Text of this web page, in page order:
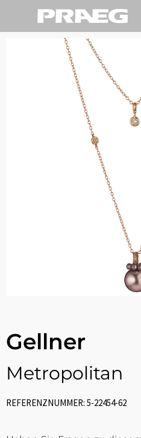
Gellner
Metropolitan
REFERENZNUMMER: 5-22454-62